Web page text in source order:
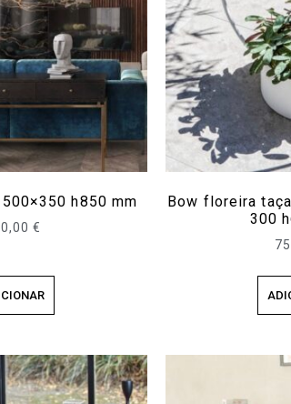
h850 mm
€
Bow floreira
300